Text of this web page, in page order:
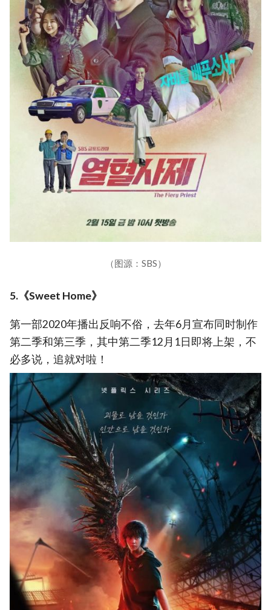
（图源：SBS）
5.《Sweet Home》
第一部2020年播出反响不俗，去年6月宣布同时制作
第二季和第三季，其中第二季12月1日即将上架，不
必多说，追就对啦！